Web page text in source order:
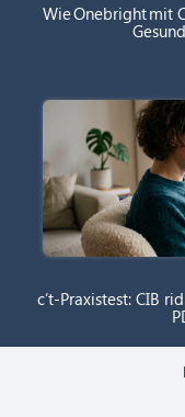
Wie Onebright mit
c’t-Praxistest: CIB